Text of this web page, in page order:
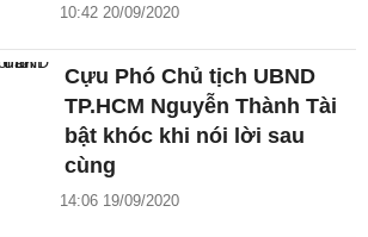
10:42 20/09/2020
Cựu Phó Chủ tịch UBND
TP.HCM Nguyễn Thành Tài
bật khóc khi nói lời sau
cùng
14:06 19/09/2020